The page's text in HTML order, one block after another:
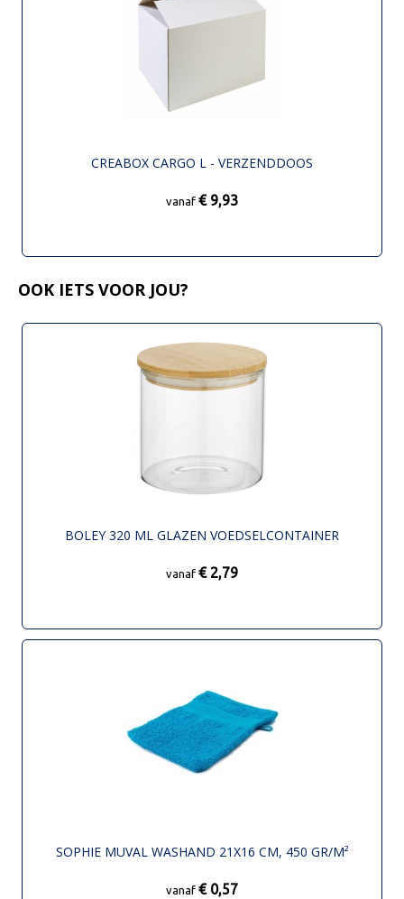
CREABOX CARGO L - VERZENDDOOS
vanaf € 9,93
OOK IETS VOOR JOU?
BOLEY 320 ML GLAZEN VOEDSELCONTAINER
vanaf € 2,79
SOPHIE MUVAL WASHAND 21X16 CM, 450 GR/M²
vanaf € 0,57